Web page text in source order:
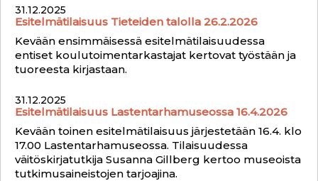
31.12.2025
Esitelmätilaisuus Tieteiden talolla 26.2.2026
Kevään ensimmäisessä esitelmätilaisuudessa
entiset koulutoimentarkastajat kertovat työstään ja
tuoreesta kirjastaan.
31.12.2025
Esitelmätilaisuus Lastentarhamuseossa 16.4.2026
Kevään toinen esitelmätilaisuus järjestetään 16.4. klo
17.00 Lastentarhamuseossa. Tilaisuudessa
väitöskirjatutkija Susanna Gillberg kertoo museoista
tutkimusaineistojen tarjoajina.